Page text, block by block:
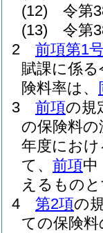
(12)
令第
(13)
令第
2
前項第1
賦課に係
険料率は、
3
前項の規
の保険料
年度にお
て、 前項中
えるもの
4
第2項の
ての保険